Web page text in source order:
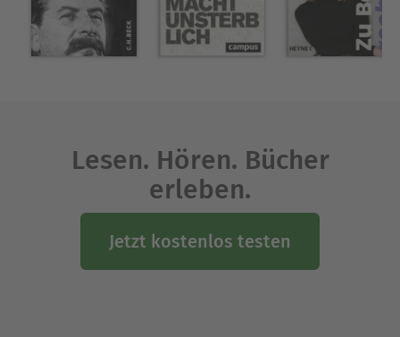
Lesen. Hören. Bücher
erleben.
Jetzt kostenlos testen